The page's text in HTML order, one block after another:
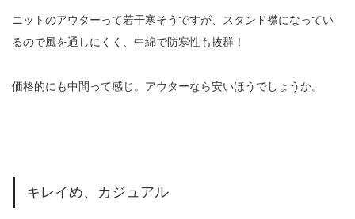
ニットのアウターって若干寒そうですが、スタンド襟になってい
るので風を通しにくく、中綿で防寒性も抜群！
価格的にも中間って感じ。アウターなら安いほうでしょうか。
キレイめ、カジュアル